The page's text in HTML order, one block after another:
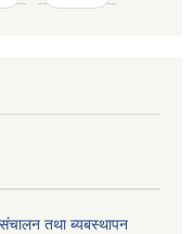
तथा ब्यबस्थापन